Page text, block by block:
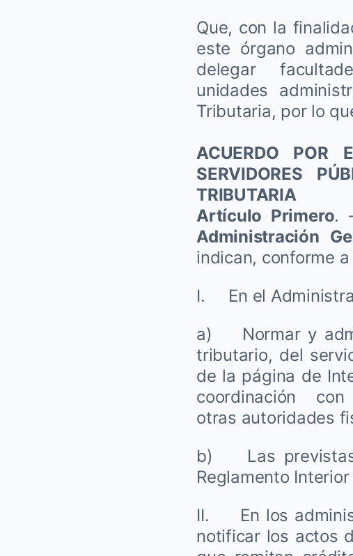
Que, con la
este órgano
delegar
unidades
Tributaria, por lo
ACUERDO POR
SERVIDORES
TRIBUTARIA
Artículo Primero.
Administración
indican, conforme
I. En el
a) Normar y
tributario, del
de la página de
coordinación
otras autoridades
b) Las previstas
Reglamento
II. En los
notificar los actos